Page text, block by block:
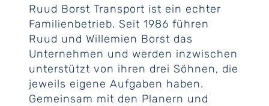
Ruud Borst Transport ist ein echter
Familienbetrieb. Seit 1986 führen
Ruud und Willemien Borst das
Unternehmen und werden inzwischen
unterstützt von ihren drei Söhnen, die
jeweils eigene Aufgaben haben.
Gemeinsam mit den Planern und